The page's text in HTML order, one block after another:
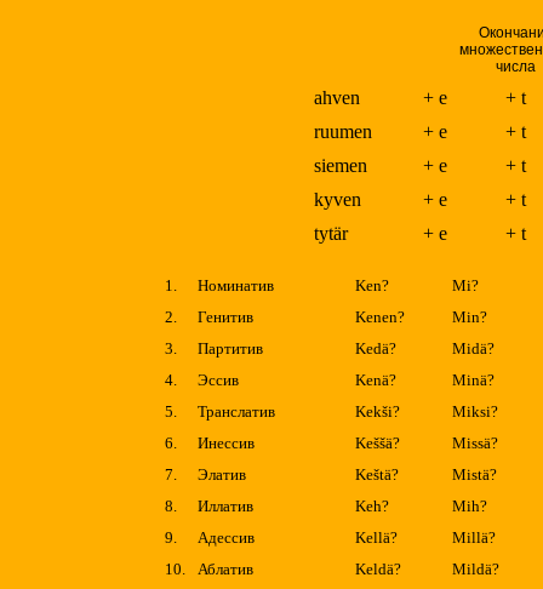
числа
ahven + e
+ t
ruumen
+ e
+ t
siemen
+ e
+ t
kyven
+ e
+ t
tytär
+ e + t
1. Номинатив Ken?
Mi?
2.
Генитив Kenen?
Min?
3.
Партитив Kedä?
Midä?
4.
Эссив Kenä?
Minä?
5.
Транслатив Kekši?
Miksi?
6.
Инессив Keššä?
Missä?
7.
Элатив Keštä?
Mistä?
8.
Иллатив Keh?
Mih?
9.
Адессив Kellä?
Millä?
10.
Аблатив Keldä?
Mildä?